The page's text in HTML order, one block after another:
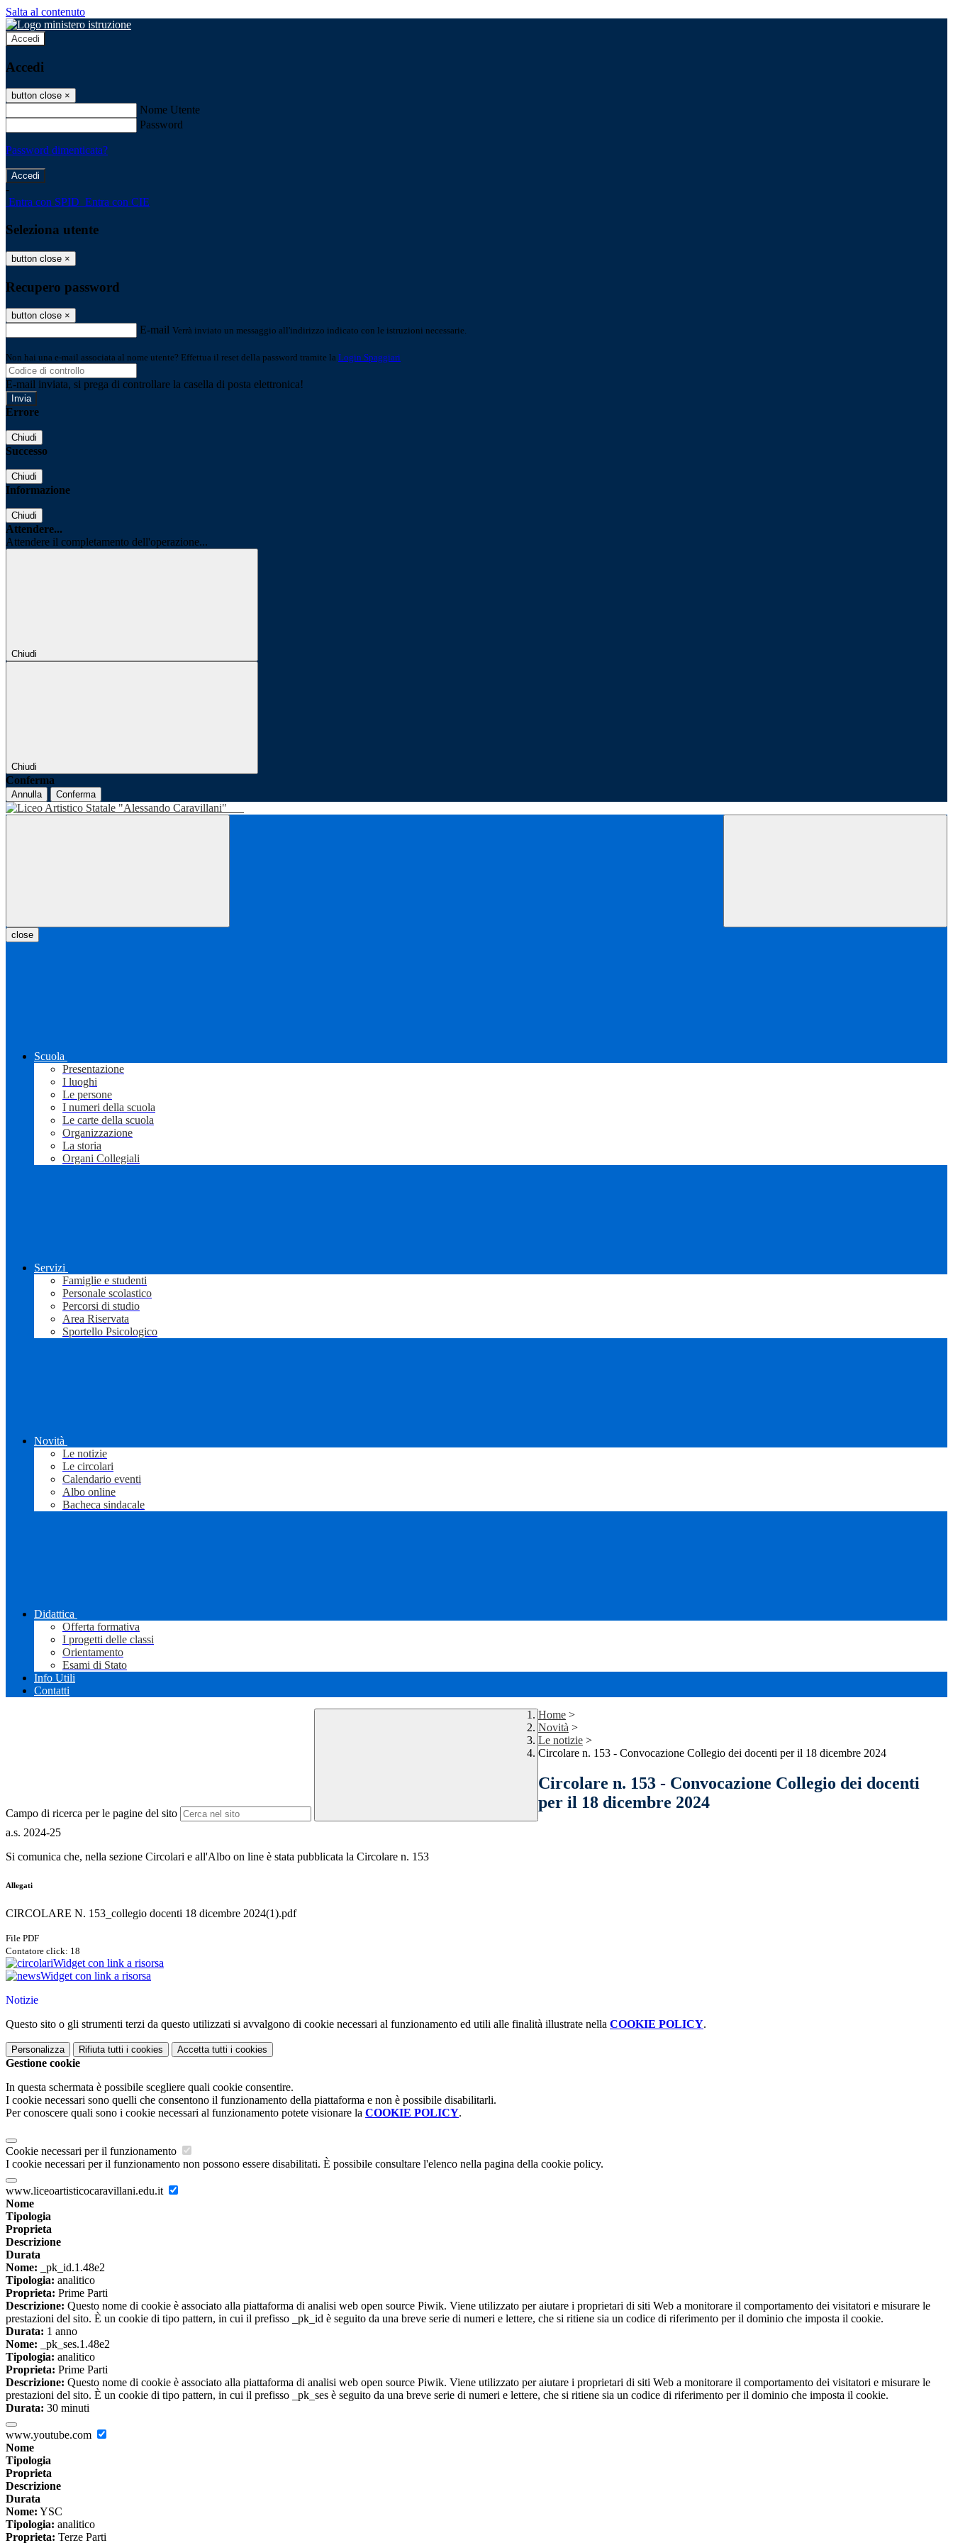
Salta al contenuto
Accedi
Accedi
button close ×
Nome Utente
Password
Password dimenticata?
-
Entra con SPID Entra con CIE
Seleziona utente
button close ×
Recupero password
button close ×
E-mail Verrà inviato un messaggio all'indirizzo indicato con le istruzioni necessarie.
Non hai una e-mail associata al nome utente? Effettua il reset della password tramite la Login Spaggiari
E-mail inviata, si prega di controllare la casella di posta elettronica!
Errore
Chiudi
Successo
Chiudi
Informazione
Chiudi
Attendere...
Attendere il completamento dell'operazione...
Chiudi
Chiudi
Conferma
Annulla Conferma
close
Scuola
Presentazione
I luoghi
Le persone
I numeri della scuola
Le carte della scuola
Organizzazione
La storia
Organi Collegiali
Servizi
Famiglie e studenti
Personale scolastico
Percorsi di studio
Area Riservata
Sportello Psicologico
Novità
Le notizie
Le circolari
Calendario eventi
Albo online
Bacheca sindacale
Didattica
Offerta formativa
I progetti delle classi
Orientamento
Esami di Stato
Info Utili
Contatti
Campo di ricerca per le pagine del sito
Home >
Novità >
Le notizie >
Circolare n. 153 - Convocazione Collegio dei docenti per il 18 dicembre 2024
Circolare n. 153 - Convocazione Collegio dei docenti
per il 18 dicembre 2024
a.s. 2024-25
Si comunica che, nella sezione Circolari e all'Albo on line è stata pubblicata la Circolare n. 153
Allegati
CIRCOLARE N. 153_collegio docenti 18 dicembre 2024(1).pdf
File PDF
Contatore click: 18
Widget con link a risorsa
Widget con link a risorsa
Notizie
Questo sito o gli strumenti terzi da questo utilizzati si avvalgono di cookie necessari al funzionamento ed utili alle finalità illustrate nella COOKIE POLICY.
Personalizza Rifiuta tutti i cookies Accetta tutti i cookies
Gestione cookie
In questa schermata è possibile scegliere quali cookie consentire.
I cookie necessari sono quelli che consentono il funzionamento della piattaforma e non è possibile disabilitarli.
Per conoscere quali sono i cookie necessari al funzionamento potete visionare la COOKIE POLICY.
Cookie necessari per il funzionamento
I cookie necessari per il funzionamento non possono essere disabilitati. È possibile consultare l'elenco nella pagina della cookie policy.
www.liceoartisticocaravillani.edu.it
Nome
Tipologia
Proprieta
Descrizione
Durata
Nome: _pk_id.1.48e2
Tipologia: analitico
Proprieta: Prime Parti
Descrizione: Questo nome di cookie è associato alla piattaforma di analisi web open source Piwik. Viene utilizzato per aiutare i proprietari di siti Web a monitorare il comportamento dei visitatori e misurare le
prestazioni del sito. È un cookie di tipo pattern, in cui il prefisso _pk_id è seguito da una breve serie di numeri e lettere, che si ritiene sia un codice di riferimento per il dominio che imposta il cookie.
Durata: 1 anno
Nome: _pk_ses.1.48e2
Tipologia: analitico
Proprieta: Prime Parti
Descrizione: Questo nome di cookie è associato alla piattaforma di analisi web open source Piwik. Viene utilizzato per aiutare i proprietari di siti Web a monitorare il comportamento dei visitatori e misurare le
prestazioni del sito. È un cookie di tipo pattern, in cui il prefisso _pk_ses è seguito da una breve serie di numeri e lettere, che si ritiene sia un codice di riferimento per il dominio che imposta il cookie.
Durata: 30 minuti
www.youtube.com
Nome
Tipologia
Proprieta
Descrizione
Durata
Nome: YSC
Tipologia: analitico
Proprieta: Terze Parti